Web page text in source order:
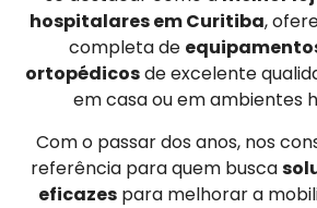
hospitalares em Curitiba,
completa de
ortopédicosde excelente
em casa ou em ambientes
Com o passar dos anos, nos
referência para quem busca
eficazespara melhorar a